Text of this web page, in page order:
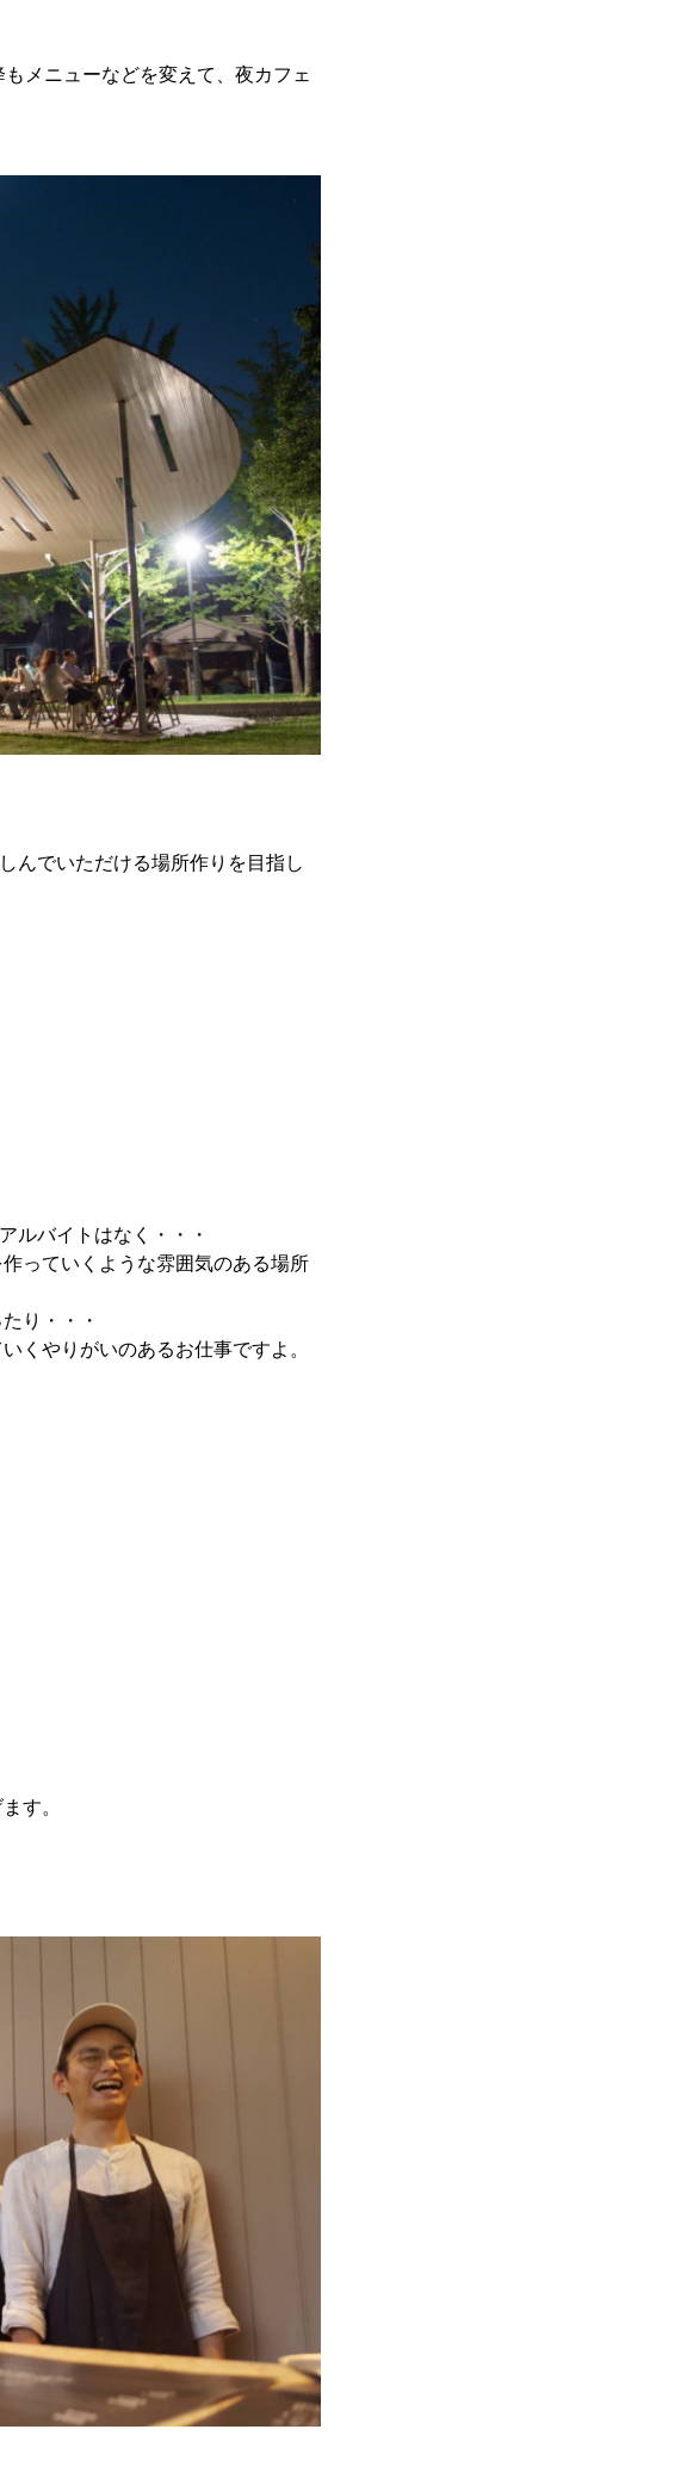
メニューなどを変えて、夜カフェ
んでいただける場所作りを目指し
ルバイトはなく・・・
っていくような雰囲気のある場所
り・・・
くやりがいのあるお仕事ですよ。
す。